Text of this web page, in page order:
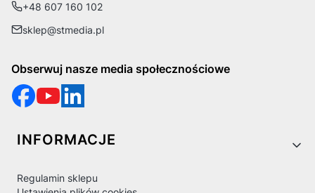
+48 607 160 102
sklep@stmedia.pl
Obserwuj nasze media społecznościowe
Linki w stopce
INFORMACJE
Regulamin sklepu